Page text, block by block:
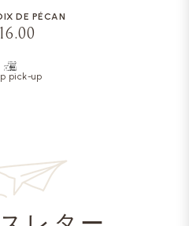
DE PÉCAN
pick-up